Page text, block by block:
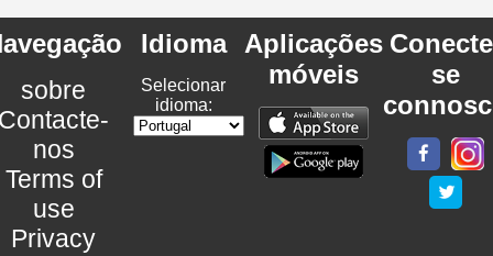
sobre
nos
Terms of
use
Privacy
Idioma
Selecionar
idioma:
Aplicações
móveis
se